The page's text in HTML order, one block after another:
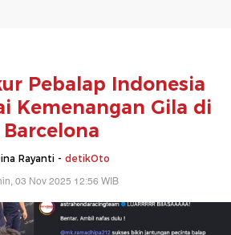
Pebalap Indonesia
Kemenangan Gila di
Barcelona
Rayanti - detikOto
03 Nov 2025 12:56 WIB